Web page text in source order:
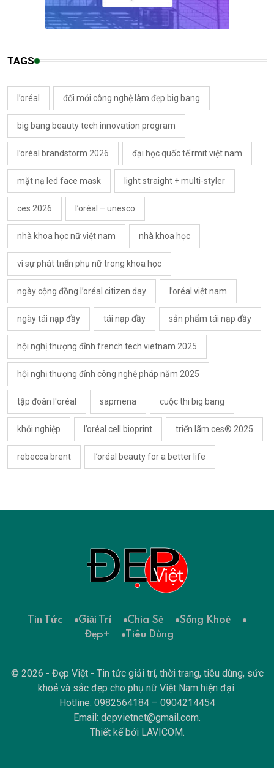
TAGS
l’oréal đổi mới công nghệ làm đẹp big bang
big bang beauty tech innovation program
l’oréal brandstorm 2026 đại học quốc tế rmit việt nam
mặt nạ led face mask light straight + multi-styler
ces 2026 l’oréal – unesco
nhà khoa học nữ việt nam nhà khoa học
vì sự phát triển phụ nữ trong khoa học
ngày cộng đồng l’oréal citizen day l’oréal việt nam
ngày tái nạp đầy tái nạp đầy sản phẩm tái nạp đầy
hội nghị thượng đỉnh french tech vietnam 2025
hội nghị thượng đỉnh công nghệ pháp năm 2025
tập đoàn l'oréal sapmena cuộc thi big bang
khởi nghiệp l’oréal cell bioprint triển lãm ces® 2025
rebecca brent l’oréal beauty for a better life
Tin Tức Giải Trí Chia Sẻ
Sống Khoẻ
Đẹp+
Tiêu Dùng
© 2026 - Đẹp Việt - Tin tức giải trí, thời trang, tiêu dùng, sức
khoẻ và sắc đẹp cho phụ nữ Việt Nam hiện đại.
Hotline: 0982564184 – 0904214454
Email: depvietnet@gmail.com.
Thiết kế bởi LAVICOM.